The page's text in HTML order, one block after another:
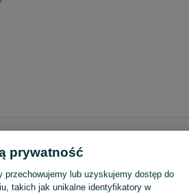
prywatność
przechowujemy lub uzyskujemy dostęp do
takich jak unikalne identyfikatory w